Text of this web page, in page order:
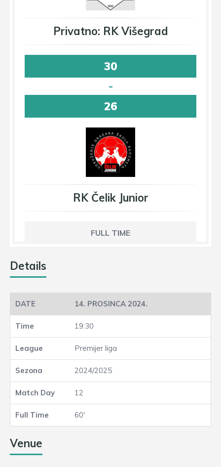
Privatno: RK Višegrad
30
-
26
RK Čelik Junior
FULL TIME
Details
14. PROSINCA 2024.
19:30
Premijer liga
2024/2025
12
60'
Venue